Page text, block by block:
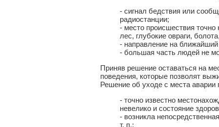
- сигнал бедствия или
радиостанции;
- место происшествия точно
лес, глубокие овраги,
- направление на ближайший
- большая часть людей не
Приняв решение оставаться на
поведения, которые позволят
Решение об уходе с места аварии
- точно известно
невелико и состояние
- возникла
т. п.;